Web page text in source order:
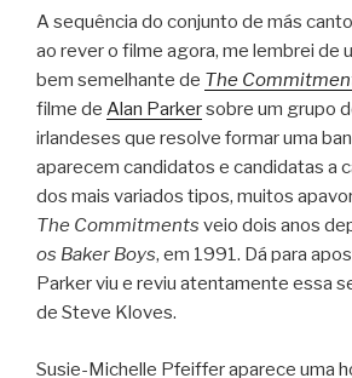
A sequência do conjunto de más
ao rever o filme agora, me lembrei de
bem semelhante de The
filme de Alan Parkersobre um grupo
irlandeses que resolve formar uma
aparecem candidatos e candidatas a
dos mais variados tipos, muitos
The Commitments veio dois anos
os Baker Boys, em 1991. Dá para
Parker viu e reviu atentamente essa
de Steve Kloves.
Susie-Michelle Pfeiffer aparece uma